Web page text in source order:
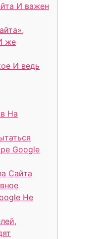
И важен
же
И ведь
На
Google
Сайта
Не